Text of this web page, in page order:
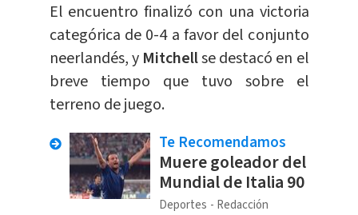
El encuentro finalizó con una victoria
categórica de 0-4 a favor del conjunto
neerlandés, y Mitchellse destacó en el
breve tiempo que tuvo sobre el
terreno de juego.
Te Recomendamos
Muere goleador del
Mundial de Italia 90
Deportes
Redacción